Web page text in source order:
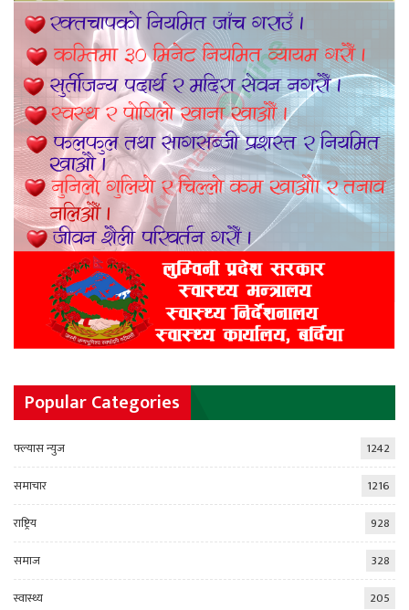
Popular Categories
फ्ल्यास न्युज
1242
समाचार
1216
राष्ट्रिय
928
समाज
328
स्वास्थ्य
205